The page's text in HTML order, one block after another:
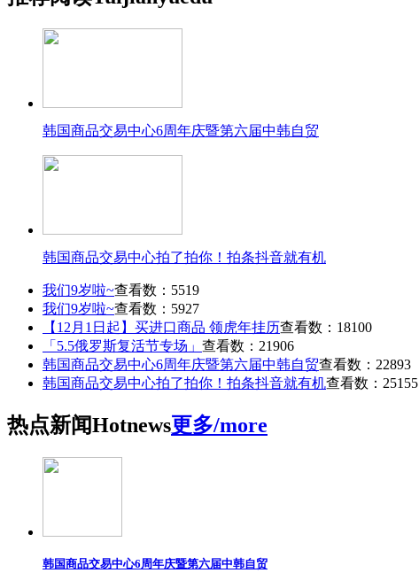
韩国商品交易中心6周年庆暨第六届中韩自贸
韩国商品交易中心拍了拍你！拍条抖音就有机
我们9岁啦~查看数：5519
我们9岁啦~查看数：5927
【12月1日起】买进口商品 领虎年挂历查看数：18100
「5.5俄罗斯复活节专场」 查看数：21906
韩国商品交易中心6周年庆暨第六届中韩自贸查看数：22893
韩国商品交易中心拍了拍你！拍条抖音就有机查看数：25155
热点新闻Hotnews更多/more
韩国商品交易中心6周年庆暨第六届中韩自贸